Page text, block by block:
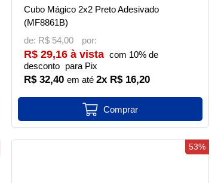
Cubo Mágico 2x2 Preto Adesivado
(MF8861B)
de: R$ 54,00
R$ 32,40 2x R$ 16,20
R$ 29,16 à vista com 10% de
desconto
para Pix
53%